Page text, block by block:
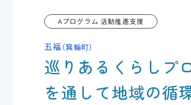
Aプログラム 活動推進支援
五福（箕輪町）
巡りあるくらしプ
を通して地域の循